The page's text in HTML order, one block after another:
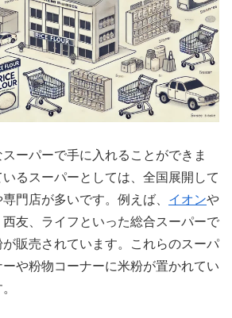
ーパーで手に入れることができま
るスーパーとしては、全国展開して
門店が多いです。例えば、 イオンや
友、ライフといった総合スーパーで
販売されています。これらのスーパ
や粉物コーナーに米粉が置かれてい